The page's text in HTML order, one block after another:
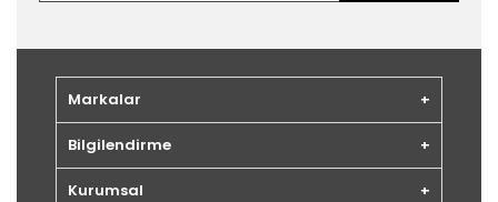
Markalar
Bilgilendirme
Kurumsal